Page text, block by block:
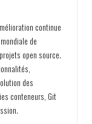
continue
de
open source.
des
conteneurs, Git